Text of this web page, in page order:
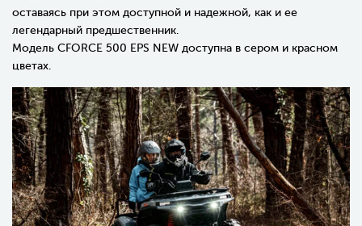
оставаясь при этом доступной и надежной, как и ее
легендарный предшественник.
Модель CFORCE 500 EPS NEW доступна в сером и красном
цветах.